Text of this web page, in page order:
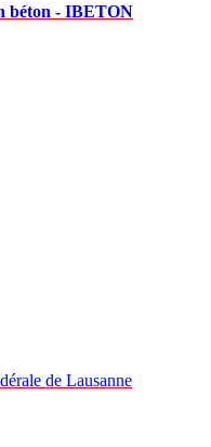
béton - IBETON